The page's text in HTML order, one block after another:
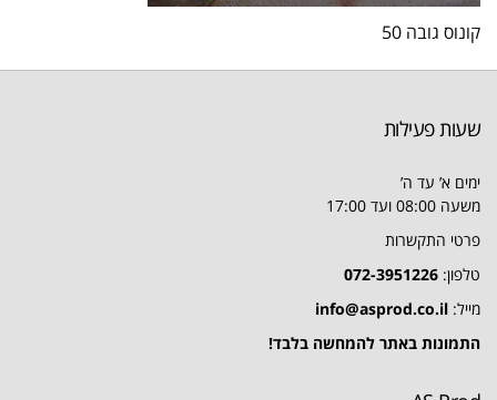
קונוס גובה 50
שעות פעילות
ימים א’ עד ה’
משעה 08:00 ועד 17:00
פרטי התקשרות
טלפון: 072-3951226
מייל: info@asprod.co.il
התמונות באתר להמחשה בלבד!